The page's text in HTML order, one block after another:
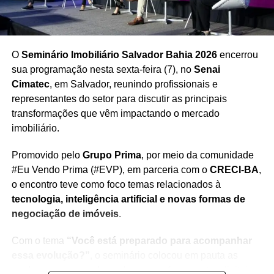
TÓPICOS RELACIONADOS
ACORDO DA GREVE
ASSEMBLEIA DOS PROFESSORES
COORDENADORES PEDAGÓGICOS
EDUCAÇÃO BAIANA
EDUCAÇÃO EM SALVADOR
EDUCAÇÃO PÚBLICA
ENSINO MUNICIPAL
ESCOLAS MUNICIPAIS
GREVE DOS PROFESSORES
PROFISSIONAIS DA EDUCAÇÃO
REDE MUNICIPAL DE ENSINO
REIVINDICAÇÕES DA CATEGORIA
SINDICATO DOS PROFESSORES
TRABALHADORES DA EDUCAÇÃO
VALORIZAÇÃO DOS PROFESSORES
PRÓXIMO
país
O Seminário Imobiliário Salvador Bahia 2026encerrou
sua programação nesta sexta-feira (7), no Senai
Cimatec, em Salvador, reunindo profissionais e
representantes do setor para discutir as principais
transformações que vêm impactando o mercado
imobiliário.
Promovido pelo Grupo Prima, por meio da comunidade
#Eu Vendo Prima (#EVP), em parceria com o CRECI-BA,
o encontro teve como foco temas relacionados à
tecnologia, inteligência artificial e novas formas de
negociação de imóveis.
Com o tema “Você está preparado para acompanhar
mudanças provocadas pelas novas ferramentas digitais